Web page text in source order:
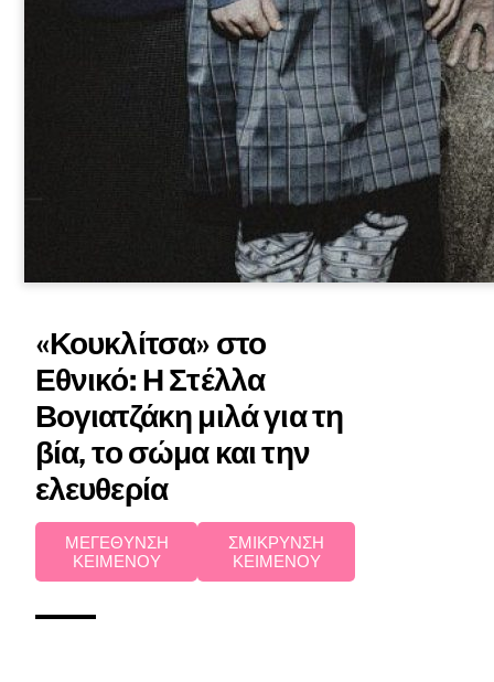
«Κουκλίτσα» στο
Εθνικό: Η Στέλλα
Βογιατζάκη μιλά για τη
βία, το σώμα και την
ελευθερία
ΜΕΓΕΘΥΝΣΗ
ΚΕΙΜΕΝΟΥ
ΣΜΙΚΡΥΝΣΗ
ΚΕΙΜΕΝΟΥ